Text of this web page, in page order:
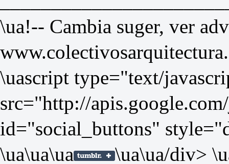
\ua!-- Cambia suger, ver
\uascript type="text/
src="http://
id="social_buttons"
\ua\ua\ua \ua\ua/div>